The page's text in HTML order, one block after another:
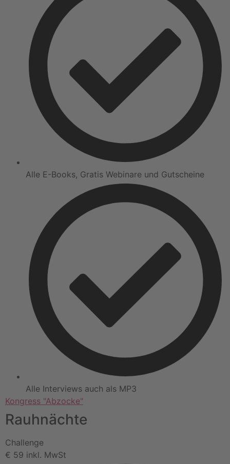
Alle E-Books, Gratis Webinare und Gutscheine
Alle Interviews auch als MP3
Kongress "Abzocke"
Rauhnächte
Challenge
€ 59 inkl. MwSt